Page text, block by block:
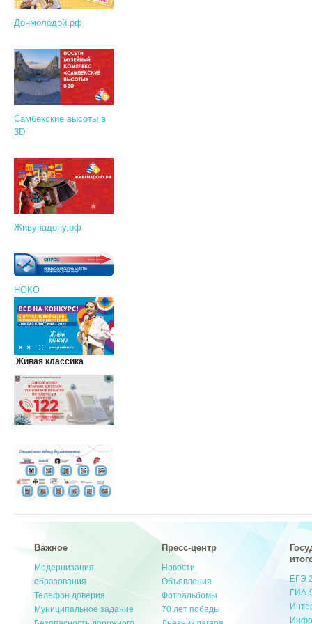
Донмолодой.рф
Самбекские высоты в
3D
Живунадону.рф
НОКО
Живая классика
Важное
Модернизация
образования
Телефон доверия
Муниципальное задание
Пресс-центр
Новости
Объявления
Фотоальбомы
70 лет победы
ЕГЭ
ГИА-